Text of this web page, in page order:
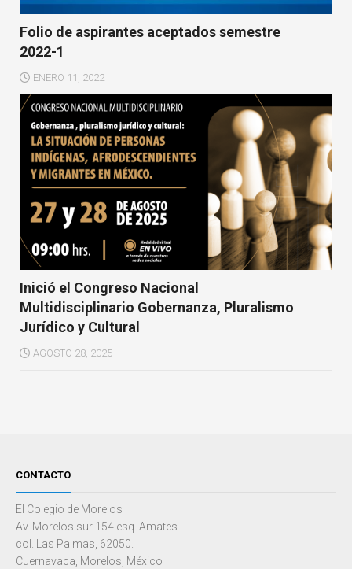
Folio de aspirantes aceptados semestre
2022-1
ENERO 11, 2022
Inició el Congreso Nacional
Multidisciplinario Gobernanza, Pluralismo
Jurídico y Cultural
AGOSTO 28, 2025
CONTACTO
El Colegio de Morelos
Av. Morelos sur 154 esq. Amates
col. Las Palmas, 62050.
Cuernavaca, Morelos, México